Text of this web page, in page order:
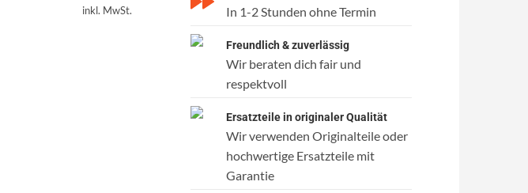
inkl. MwSt. In 1-2 Stunden ohne Termin
Freundlich & zuverlässig
Wir beraten dich fair und
respektvoll
Ersatzteile in originaler Qualität
Wir verwenden Originalteile oder
hochwertige Ersatzteile mit
Garantie